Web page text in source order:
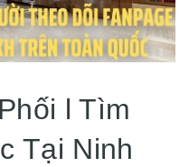
l Tìm
Tại Ninh